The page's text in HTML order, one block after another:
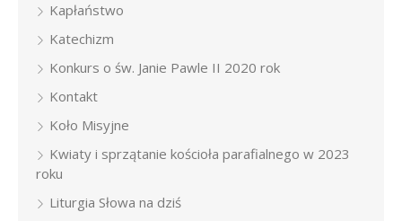
Kapłaństwo
Katechizm
Konkurs o św. Janie Pawle II 2020 rok
Kontakt
Koło Misyjne
Kwiaty i sprzątanie kościoła parafialnego w 2023
roku
Liturgia Słowa na dziś